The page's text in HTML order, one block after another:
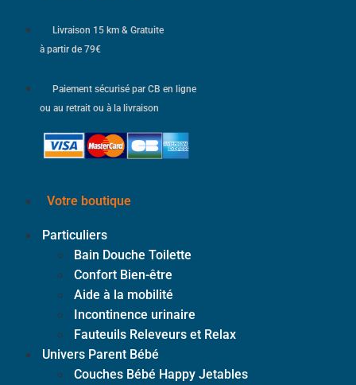
Livraison 15 km & Gratuite
à partir de 79€
Paiement sécurisé par CB en ligne
ou au retrait ou à la livraison
Votre boutique
Particuliers
Bain Douche Toilette
Confort Bien-être
Aide à la mobilité
Incontinence urinaire
Fauteuils Releveurs et Relax
Univers Parent Bébé
Couches Bébé Happy Jetables